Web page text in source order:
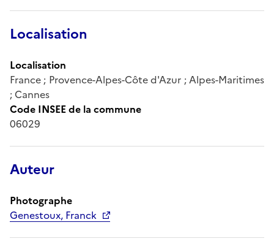
Localisation
Localisation
France ; Provence-Alpes-Côte d'Azur ; Alpes-Maritimes
; Cannes
Code INSEE de la commune
06029
Auteur
Photographe
Genestoux, Franck